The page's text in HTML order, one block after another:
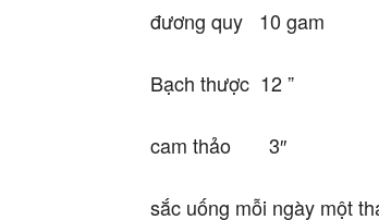
đương quy 10 gam
Bạch thược 12 ”
cam thảo 3″
sắc uống mỗi ngày một